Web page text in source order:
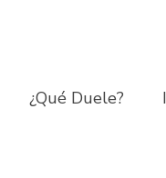
¿Qué Duele?